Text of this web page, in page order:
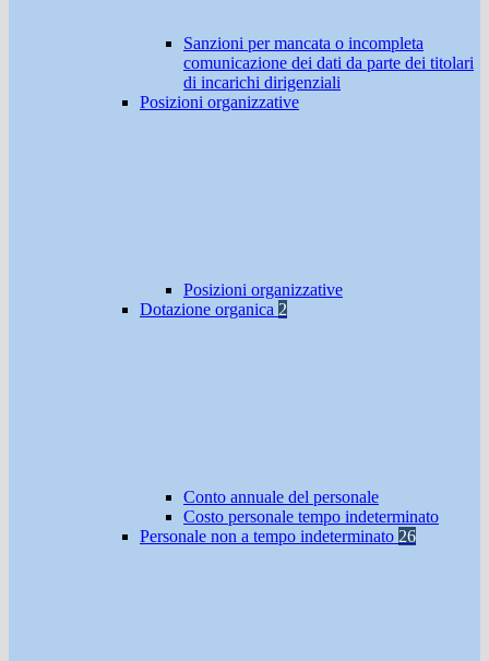
Sanzioni per mancata o incompleta
comunicazione dei dati da parte dei titolari
di incarichi dirigenziali
Posizioni organizzative
Posizioni organizzative
Dotazione organica 2
Conto annuale del personale
Costo personale tempo indeterminato
Personale non a tempo indeterminato 26